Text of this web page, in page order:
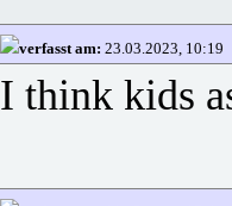
verfasst am: 23.03.2023, 10:19
I think kids